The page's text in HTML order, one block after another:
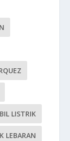
LISTRIK
LEBARAN